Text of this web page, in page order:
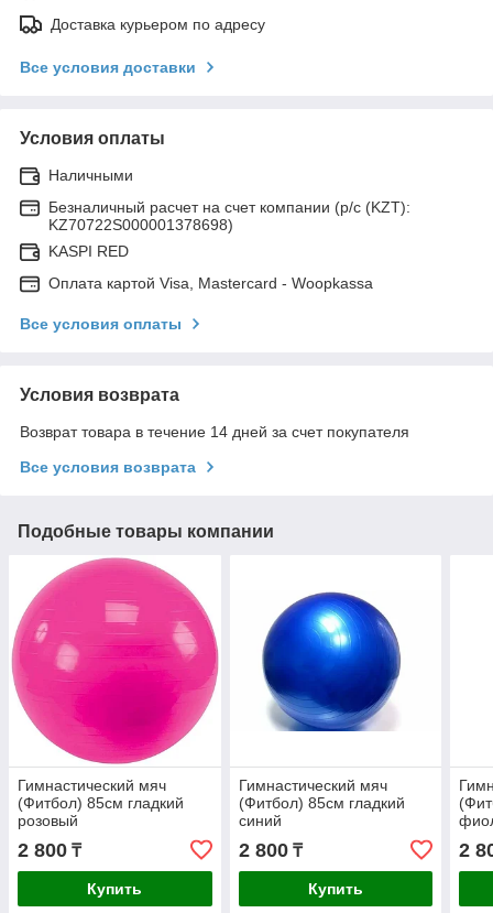
Доставка курьером по адресу
Все условия доставки
Условия оплаты
Наличными
Безналичный расчет на счет компании (р/с (KZT):
KZ70722S000001378698)
KASPI RED
Оплата картой Visa, Mastercard - Woopkassa
Все условия оплаты
Условия возврата
Возврат товара в течение 14 дней за счет покупателя
Все условия возврата
Подобные товары компании
Гимнастический мяч
(Фитбол) 85см гладкий
розовый
2 800 ₸
Купить
Гимнастический мяч
(Фитбол) 85см гладкий
синий
2 800₸
Купить
2